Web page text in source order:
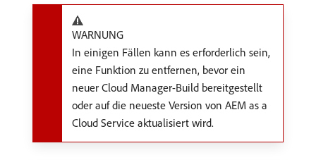
WARNUNG
In einigen Fällen kann es erforderlich sein,
eine Funktion zu entfernen, bevor ein
neuer Cloud Manager-Build bereitgestellt
oder auf die neueste Version von AEM as a
Cloud Service aktualisiert wird.